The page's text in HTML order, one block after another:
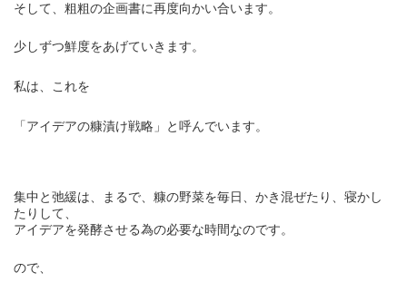
そして、粗粗の企画書に再度向かい合います。
少しずつ鮮度をあげていきます。
私は、これを
「アイデアの糠漬け戦略」と呼んでいます。
集中と弛緩は、まるで、糠の野菜を毎日、かき混ぜたり、寝かし
たりして、
アイデアを発酵させる為の必要な時間なのです。
ので、